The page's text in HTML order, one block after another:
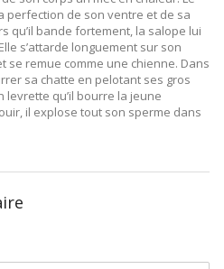
perfection de son ventre et de sa
qu’il bande fortement, la salope lui
s’attarde longuement sur son
se remue comme une chienne. Dans
sa chatte en pelotant ses gros
levrette qu’il bourre la jeune
il explose tout son sperme dans